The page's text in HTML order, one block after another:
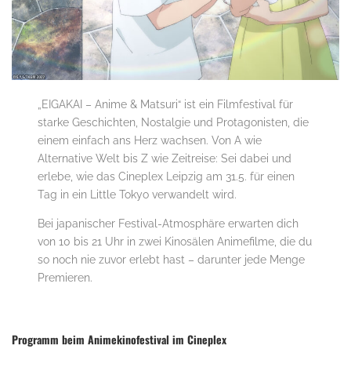
„EIGAKAI – Anime & Matsuri“ ist ein Filmfestival für
starke Geschichten, Nostalgie und Protagonisten, die
einem einfach ans Herz wachsen. Von A wie
Alternative Welt bis Z wie Zeitreise: Sei dabei und
erlebe, wie das Cineplex Leipzig am 31.5. für einen
Tag in ein Little Tokyo verwandelt wird.
Bei japanischer Festival-Atmosphäre erwarten dich
von 10 bis 21 Uhr in zwei Kinosälen Animefilme, die du
so noch nie zuvor erlebt hast – darunter jede Menge
Premieren.
Programm beim Animekinofestival im Cineplex